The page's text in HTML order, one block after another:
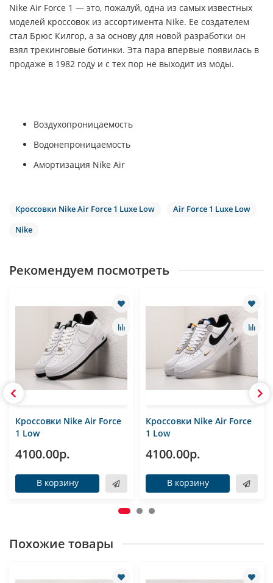
Nike Air Force 1 — это, пожалуй, одна из самых известных
моделей кроссовок из ассортимента Nike. Ее создателем
стал Брюс Килгор, а за основу для новой разработки он
взял трекинговые ботинки. Эта пара впервые появилась в
продаже в 1982 году и с тех пор не выходит из моды.
Воздухопроницаемость
Водонепроницаемость
Амортизация Nike Air
Кроссовки Nike Air Force 1 Luxe Low
Air Force 1 Luxe Low
Nike
Рекомендуем посмотреть
Кроссовки Nike Air Force
1 Low
4100.00р.
В корзину
Кроссовки Nike Air Force
1 Low
4100.00р.
В корзину
Похожие товары